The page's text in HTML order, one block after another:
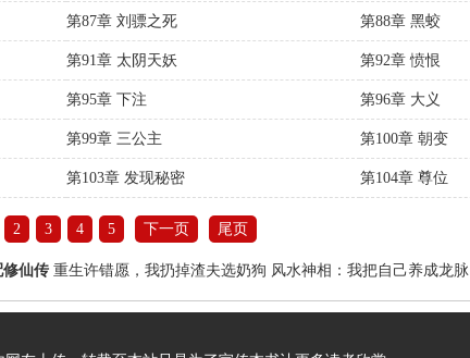
第87章 刘骠之死 第88章 黑蛟
第91章 太阴天妖 第92章 愤恨
第95章 下注 第96章 大义
第99章 三公主 第100章 朝变
第103章 发现秘密 第104章 尊位
2 3 4 5 下一页 尾页
仙传 重生许错愿，我扔掉渣夫选奶狗 风水神相：我把自己养成龙脉